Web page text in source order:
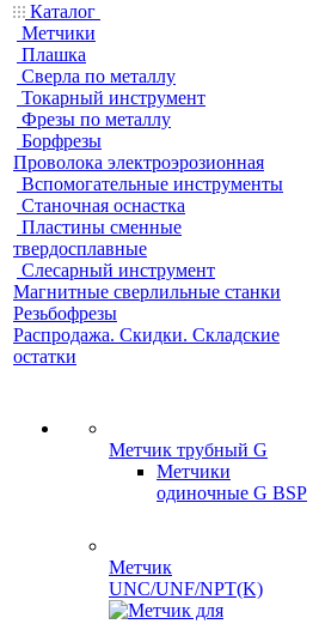
Каталог
Метчики
Плашка
Сверла по металлу
Токарный инструмент
Фрезы по металлу
Борфрезы
Проволока электроэрозионная
Вспомогательные инструменты
Станочная оснастка
Пластины сменные
твердосплавные
Слесарный инструмент
Магнитные сверлильные станки
Резьбофрезы
Распродажа. Скидки. Складские
остатки
Метчик трубный G
Метчики
одиночные G BSP
Метчик
UNC/UNF/NPT(K)